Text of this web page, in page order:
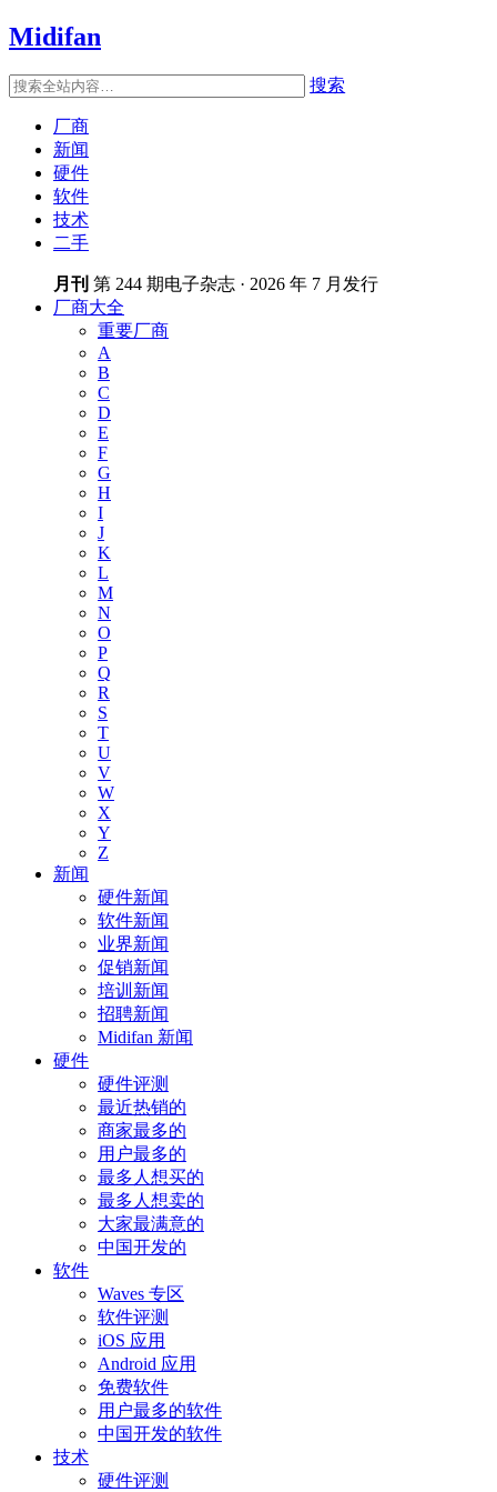
Midifan
搜索
厂商
新闻
硬件
软件
技术
二手
月刊 第 244 期电子杂志 · 2026 年 7 月发行
厂商大全
重要厂商
A
B
C
D
E
F
G
H
I
J
K
L
M
N
O
P
Q
R
S
T
U
V
W
X
Y
Z
新闻
硬件新闻
软件新闻
业界新闻
促销新闻
培训新闻
招聘新闻
Midifan 新闻
硬件
硬件评测
最近热销的
商家最多的
用户最多的
最多人想买的
最多人想卖的
大家最满意的
中国开发的
软件
Waves 专区
软件评测
iOS 应用
Android 应用
免费软件
用户最多的软件
中国开发的软件
技术
硬件评测